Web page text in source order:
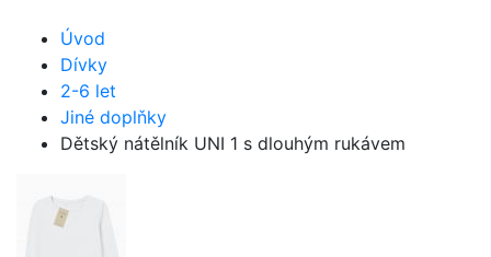
Úvod
Dívky
2-6 let
Jiné doplňky
Dětský nátělník UNI 1 s dlouhým rukávem